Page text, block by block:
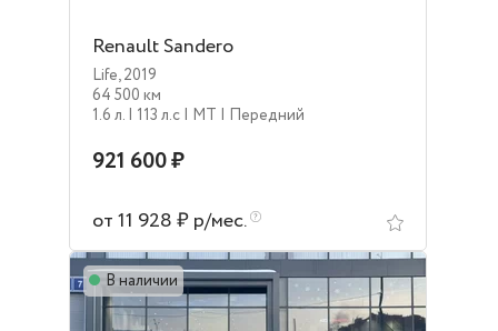
Renault Sandero
Life,2019
64 500 км
1.6 л. | 113 л.c | MT | Передний
921 600 ₽
от 11 928 ₽ р/мес.
В наличии